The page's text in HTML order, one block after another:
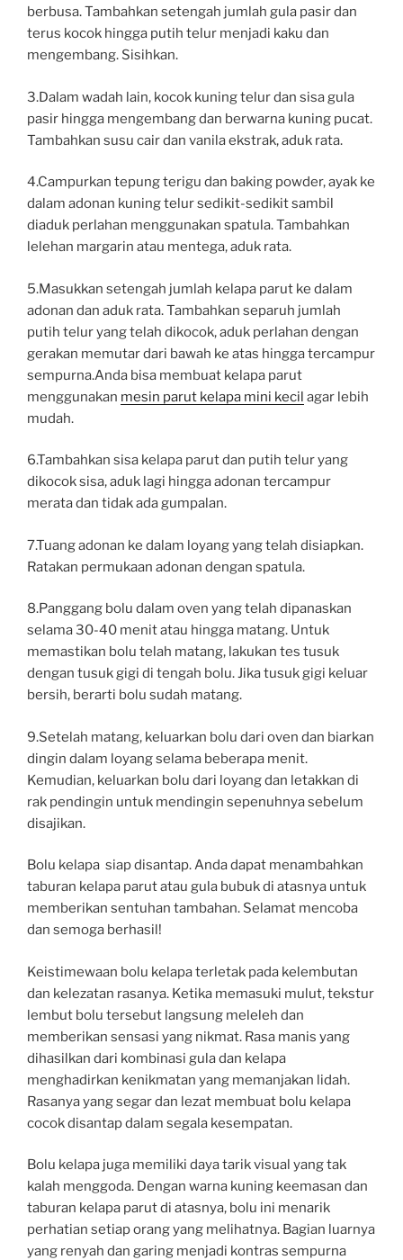
berbusa. Tambahkan setengah jumlah gula pasir dan
terus kocok hingga putih telur menjadi kaku dan
mengembang. Sisihkan.
3.Dalam wadah lain, kocok kuning telur dan sisa gula
pasir hingga mengembang dan berwarna kuning pucat.
Tambahkan susu cair dan vanila ekstrak, aduk rata.
4.Campurkan tepung terigu dan baking powder, ayak ke
dalam adonan kuning telur sedikit-sedikit sambil
diaduk perlahan menggunakan spatula. Tambahkan
lelehan margarin atau mentega, aduk rata.
5.Masukkan setengah jumlah kelapa parut ke dalam
adonan dan aduk rata. Tambahkan separuh jumlah
putih telur yang telah dikocok, aduk perlahan dengan
gerakan memutar dari bawah ke atas hingga tercampur
sempurna.Anda bisa membuat kelapa parut
menggunakan mesin parut kelapa mini kecil agar lebih
mudah.
6.Tambahkan sisa kelapa parut dan putih telur yang
dikocok sisa, aduk lagi hingga adonan tercampur
merata dan tidak ada gumpalan.
7.Tuang adonan ke dalam loyang yang telah disiapkan.
Ratakan permukaan adonan dengan spatula.
8.Panggang bolu dalam oven yang telah dipanaskan
selama 30-40 menit atau hingga matang. Untuk
memastikan bolu telah matang, lakukan tes tusuk
dengan tusuk gigi di tengah bolu. Jika tusuk gigi keluar
bersih, berarti bolu sudah matang.
9.Setelah matang, keluarkan bolu dari oven dan biarkan
dingin dalam loyang selama beberapa menit.
Kemudian, keluarkan bolu dari loyang dan letakkan di
rak pendingin untuk mendingin sepenuhnya sebelum
disajikan.
Bolu kelapa siap disantap. Anda dapat menambahkan
taburan kelapa parut atau gula bubuk di atasnya untuk
memberikan sentuhan tambahan. Selamat mencoba
dan semoga berhasil!
Keistimewaan bolu kelapa terletak pada kelembutan
dan kelezatan rasanya. Ketika memasuki mulut, tekstur
lembut bolu tersebut langsung meleleh dan
memberikan sensasi yang nikmat. Rasa manis yang
dihasilkan dari kombinasi gula dan kelapa
menghadirkan kenikmatan yang memanjakan lidah.
Rasanya yang segar dan lezat membuat bolu kelapa
cocok disantap dalam segala kesempatan.
Bolu kelapa juga memiliki daya tarik visual yang tak
kalah menggoda. Dengan warna kuning keemasan dan
taburan kelapa parut di atasnya, bolu ini menarik
perhatian setiap orang yang melihatnya. Bagian luarnya
yang renyah dan garing menjadi kontras sempurna